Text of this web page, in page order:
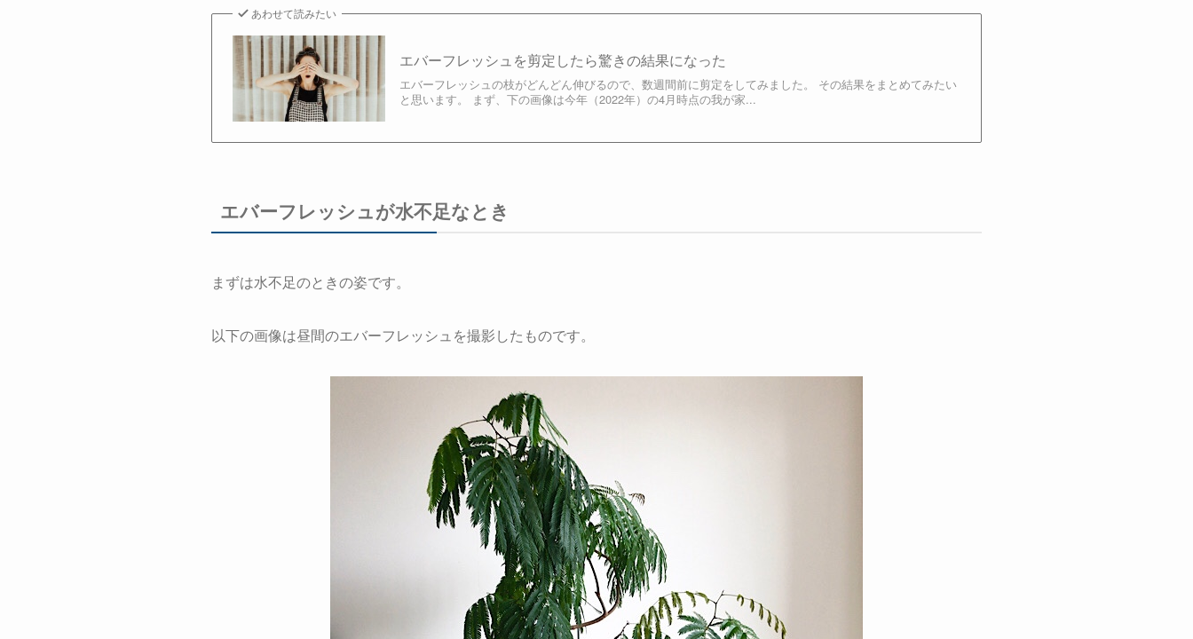
あわせて読みたい
エバーフレッシュを剪定したら驚きの結果になった
エバーフレッシュの枝がどんどん伸びるので、数週間前に剪定をしてみました。 その結果をまとめてみたい
と思います。 まず、下の画像は今年（2022年）の4月時点の我が家...
エバーフレッシュが水不足なとき
まずは水不足のときの姿です。
以下の画像は昼間のエバーフレッシュを撮影したものです。